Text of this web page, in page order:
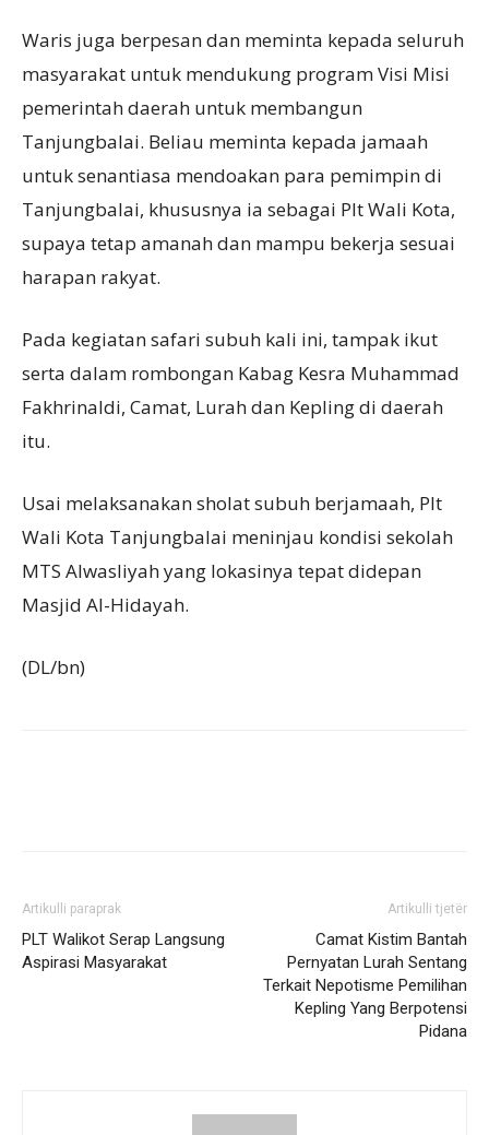
Waris juga berpesan dan meminta kepada seluruh
masyarakat untuk mendukung program Visi Misi
pemerintah daerah untuk membangun
Tanjungbalai. Beliau meminta kepada jamaah
untuk senantiasa mendoakan para pemimpin di
Tanjungbalai, khususnya ia sebagai Plt Wali Kota,
supaya tetap amanah dan mampu bekerja sesuai
harapan rakyat.
Pada kegiatan safari subuh kali ini, tampak ikut
serta dalam rombongan Kabag Kesra Muhammad
Fakhrinaldi, Camat, Lurah dan Kepling di daerah
itu.
Usai melaksanakan sholat subuh berjamaah, Plt
Wali Kota Tanjungbalai meninjau kondisi sekolah
MTS Alwasliyah yang lokasinya tepat didepan
Masjid Al-Hidayah.
(DL/bn)
Artikulli paraprak
PLT Walikot Serap Langsung
Aspirasi Masyarakat
Artikulli tjetër
Camat Kistim Bantah
Pernyatan Lurah Sentang
Terkait Nepotisme Pemilihan
Kepling Yang Berpotensi
Pidana